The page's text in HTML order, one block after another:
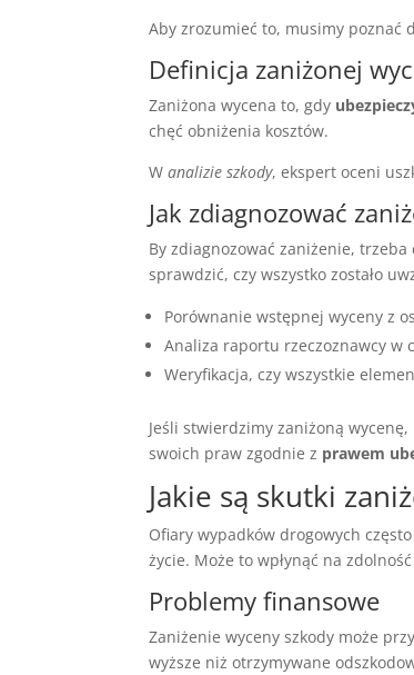
Aby zrozumieć to, musimy poznać
Definicja zaniżonej
Zaniżona wycena to, gdy
chęć obniżenia kosztów.
Wanalizie szkody, ekspert oceni
Jak zdiagnozować
By zdiagnozować zaniżenie,
sprawdzić, czy wszystko zostało
Porównanie wstępnej wyceny z
Analiza raportu rzeczoznawcy w
Weryfikacja, czy wszystkie
Jeśli stwierdzimy zaniżoną
swoich praw zgodnie z prawem
Jakie są skutki
Ofiary wypadków drogowych
życie. Może to wpłynąć na
Problemy finansowe
Zaniżenie wyceny szkody może
wyższe niż otrzymywane